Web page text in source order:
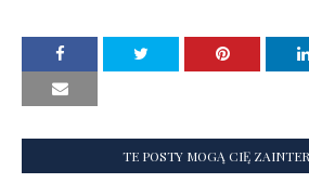
TE POSTY MOGĄ CIĘ